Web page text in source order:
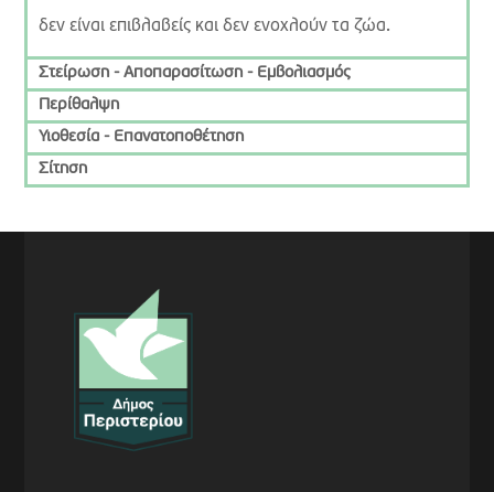
δεν είναι επιβλαβείς και δεν ενοχλούν τα ζώα.
Στείρωση - Αποπαρασίτωση - Εμβολιασμός
Περίθαλψη
Υιοθεσία - Επανατοποθέτηση
Σίτηση